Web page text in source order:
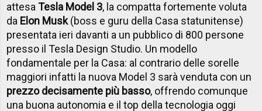
attesaTesla Model 3, la compatta fortemente voluta
da Elon Musk(boss e guru della Casa statunitense)
presentata ieri davanti a un pubblico di 800 persone
presso il Tesla Design Studio. Un modello
fondamentale per la Casa: al contrario delle sorelle
maggiori infatti la nuova Model 3 sarà venduta con un
prezzo decisamente più basso, offrendo comunque
una buona autonomia e il top della tecnologia oggi